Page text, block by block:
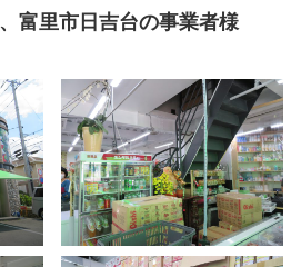
富里市日吉台の事業者様